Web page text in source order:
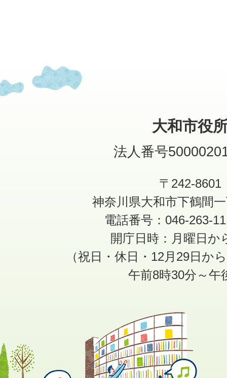
大和市役
法人番号
〒242-8601
神奈川県大和市下鶴間
電話番号：046-263-
開庁日時：月曜日か
（祝日・休日・12月29日か
午前8時30分～午